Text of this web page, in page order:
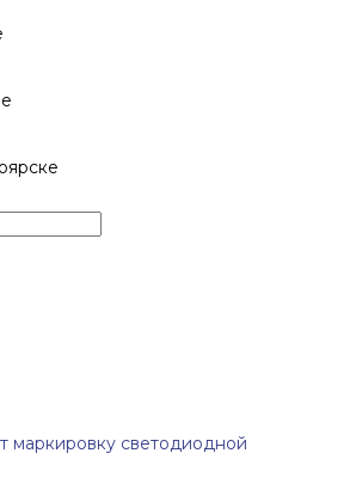
светодиодной